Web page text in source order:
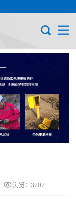
浏览：3707